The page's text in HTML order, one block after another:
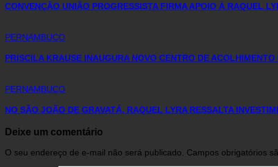
CONVENÇÃO UNIÃO PROGRESSISTA FIRMA APOIO À RAQUEL
PERNAMBUCO
PRISCILA KRAUSE INAUGURA NOVO CENTRO DE
PERNAMBUCO
NO SÃO JOÃO DE GRAVATÁ, RAQUEL LYRA RESSALTA
Deixe um comentário
O seu endereço de e-mail não será publicado. Campos obrigatórios